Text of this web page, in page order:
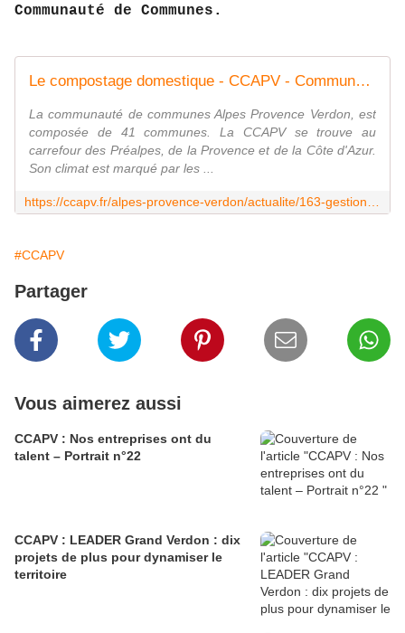
Communauté de Communes.
Le compostage domestique - CCAPV - Communauté de Communes Alpes-Provence-Verdon, Sources de Lumière
La communauté de communes Alpes Provence Verdon, est
composée de 41 communes. La CCAPV se trouve au
carrefour des Préalpes, de la Provence et de la Côte d'Azur.
Son climat est marqué par les ...
#CCAPV
Partager
Vous aimerez aussi
CCAPV : Nos entreprises ont du
talent – Portrait n°22
CCAPV : LEADER Grand Verdon : dix
projets de plus pour dynamiser le
territoire